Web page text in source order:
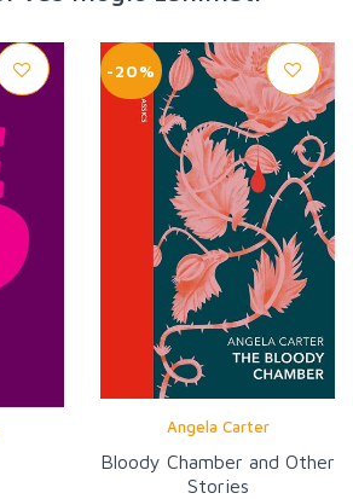
-20%
Angela Carter
Bloody Chamber and Other
Stories